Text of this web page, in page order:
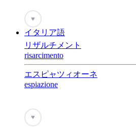
♥
イタリア語
リザルチメント
risarcimento
エスピャツィオーネ
espiazione
♥